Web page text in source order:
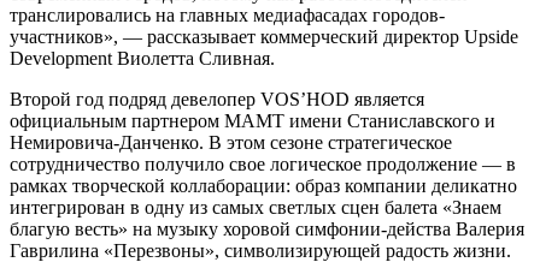
транслировались на главных медиафасадах городов-
участников», — рассказывает коммерческий директор Upside
Development Виолетта Сливная.
Второй год подряд девелопер VOS’HOD является
официальным партнером МАМТ имени Станиславского и
Немировича-Данченко. В этом сезоне стратегическое
сотрудничество получило свое логическое продолжение — в
рамках творческой коллаборации: образ компании деликатно
интегрирован в одну из самых светлых сцен балета «Знаем
благую весть» на музыку хоровой симфонии-действа Валерия
Гаврилина «Перезвоны», символизирующей радость жизни.